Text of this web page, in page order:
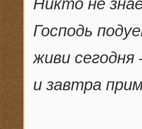
Никто не
Господь
живи сегодня
и завтра